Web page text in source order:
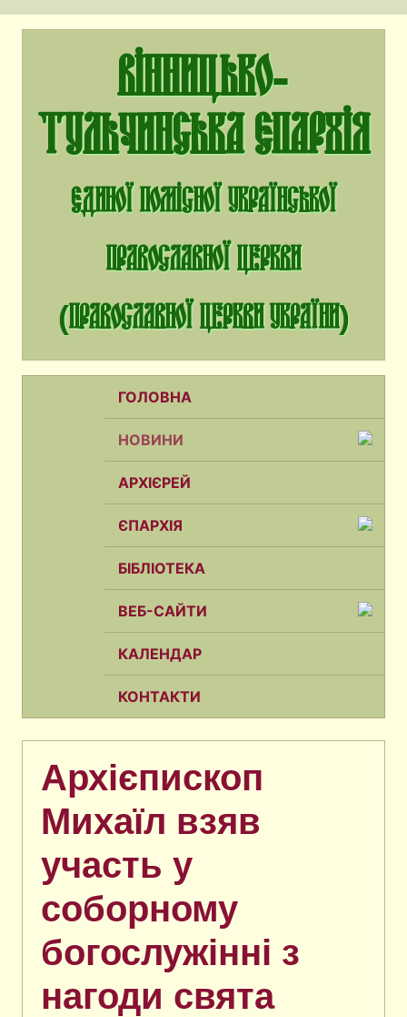
Вінницько-
Тульчинська єпархія
єдиної помісної Української
Православної Церкви
(Православної Церкви України)
ГОЛОВНА
НОВИНИ
АРХІЄРЕЙ
ЄПАРХІЯ
БІБЛІОТЕКА
ВЕБ-САЙТИ
КАЛЕНДАР
КОНТАКТИ
Архієпископ
Михаїл взяв
участь у
соборному
богослужінні з
нагоди свята